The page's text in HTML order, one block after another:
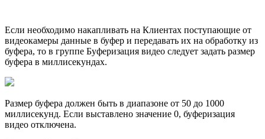
Если необходимо накапливать на Клиентах поступающие от
видеокамеры данные в буфер и передавать их на обработку из
буфера, то в группе Буферизация видео следует задать размер
буфера в миллисекундах.
Размер буфера должен быть в диапазоне от 50 до 1000
миллисекунд. Если выставлено значение 0, буферизация
видео отключена.